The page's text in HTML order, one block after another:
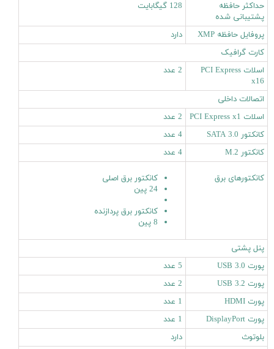
حداکثر حافظه
پشتیبانی شده
128 گیگابایت
پروفایل حافظه XMP
دارد
کارت گرافیک
اسلات PCI Express
x16
2 عدد
اتصالات داخلی
اسلات PCI Express x1
2 عدد
کانکتور SATA 3.0
4 عدد
کانکتور M.2
4 عدد
کانکتورهای برق
کانکتور برق اصلی
24 پین
کانکتور برق پردازنده
8 پین
پنل پشتی
پورت USB 3.0
5 عدد
پورت USB 3.2
2 عدد
پورت HDMI
1 عدد
پورت DisplayPort
1 عدد
بلوتوث
دارد